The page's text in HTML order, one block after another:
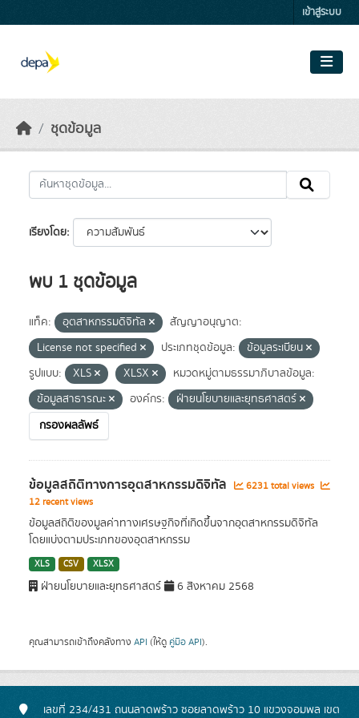
เข้าสู่ระบบ
ชุดข้อมูล
เรียงโดย
พบ 1 ชุดข้อมูล
แท็ค: อุตสาหกรรมดิจิทัล
สัญญาอนุญาต:
License not specified
ประเภทชุดข้อมูล:
ข้อมูลระเบียน
รูปแบบ:
XLS XLSX
หมวดหมู่ตามธรรมาภิบาลข้อมูล:
ข้อมูลสาธารณะ
องค์กร:
ฝ่ายนโยบายและยุทธศาสตร์
กรองผลลัพธ์
ข้อมูลสถิติทางการอุตสาหกรรมดิจิทัล
6231 total views
12 recent views
ข้อมูลสถิติของมูลค่าทางเศรษฐกิจที่เกิดขึ้นจากอุตสาหกรรมดิจิทัล
โดยแบ่งตามประเภทของอุตสาหกรรม
XLS CSV XLSX
ฝ่ายนโยบายและยุทธศาสตร์ 6 สิงหาคม 2568
คุณสามารถเข้าถึงคลังทาง API (ให้ดู คู่มือ API).
เลขที่ 234/431 ถนนลาดพร้าว ซอยลาดพร้าว 10 แขวงจอมพล เขต